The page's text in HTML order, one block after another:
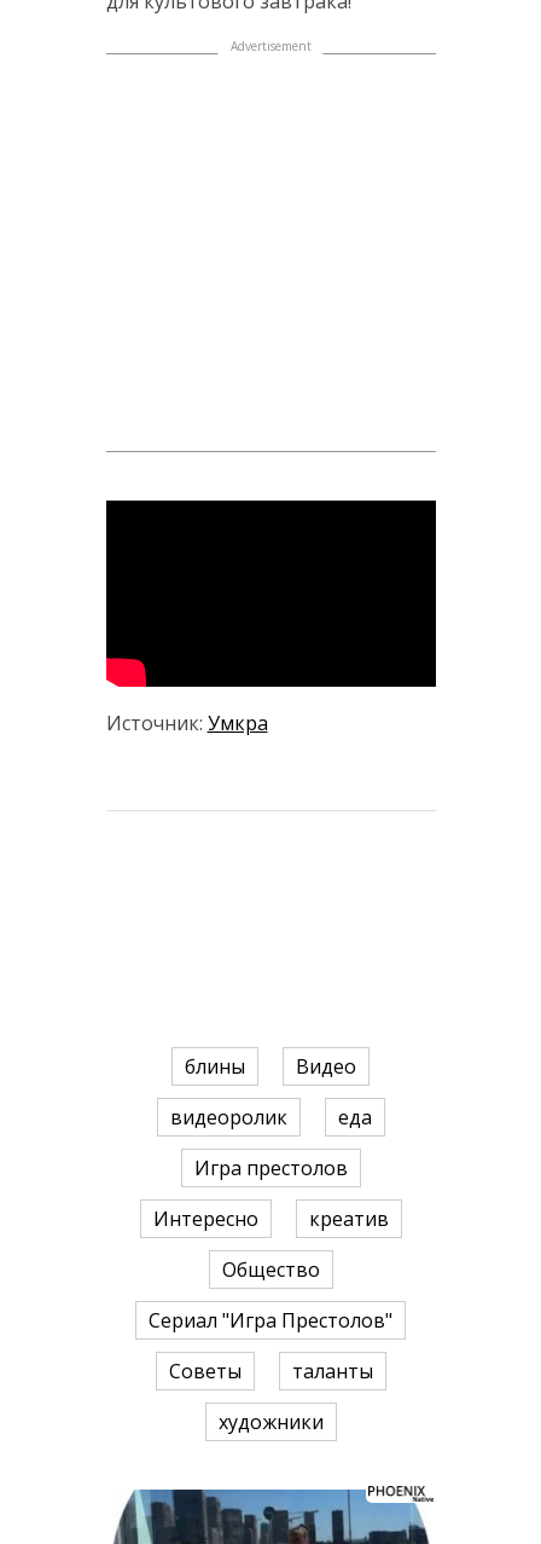
Источник: Умкра
блины
Видео
видеоролик
еда
Игра престолов
Интересно
креатив
Общество
Сериал "Игра Престолов"
Советы
таланты
художники